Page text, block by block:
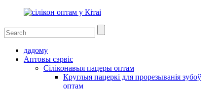
дадому
Аптовы сэрвіс
Сіліконавыя пацеры оптам
Круглыя ​​пацеркі для прорезыванія зубоў
оптам